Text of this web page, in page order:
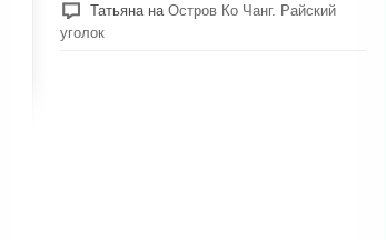
Татьяна на Остров Ко Чанг. Райский
уголок